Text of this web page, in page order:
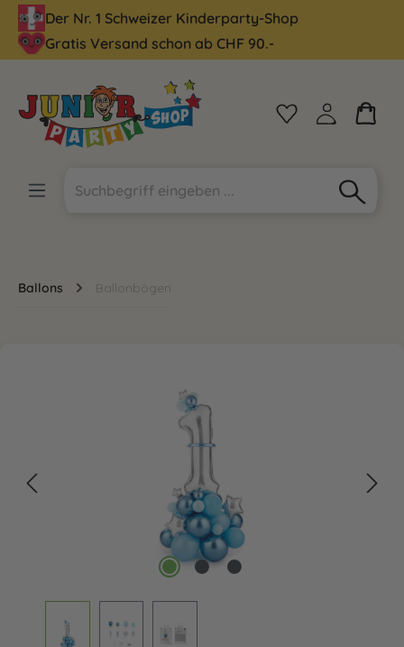
springen
Der Nr. 1 Schweizer Kinderparty-Shop
Gratis Versand schon ab CHF 90.-
Ballons Ballonbögen
Bildergalerie überspringen